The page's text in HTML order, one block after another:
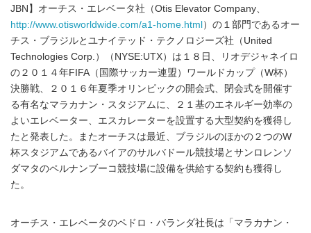
JBN】オーチス・エレベータ社（Otis Elevator Company、
http://www.otisworldwide.com/a1-home.html ）の１部門であるオー
チス・ブラジルとユナイテッド・テクノロジーズ社（United
Technologies Corp.）（NYSE:UTX）は１８日、リオデジャネイロ
の２０１４年FIFA（国際サッカー連盟）ワールドカップ（W杯）
決勝戦、２０１６年夏季オリンピックの開会式、閉会式を開催す
る有名なマラカナン・スタジアムに、２１基のエネルギー効率の
よいエレベーター、エスカレーターを設置する大型契約を獲得し
たと発表した。またオーチスは最近、ブラジルのほかの２つのW
杯スタジアムであるバイアのサルバドール競技場とサンロレンソ
ダマタのペルナンブーコ競技場に設備を供給する契約も獲得し
た。
オーチス・エレベータのペドロ・バランダ社長は「マラカナン・